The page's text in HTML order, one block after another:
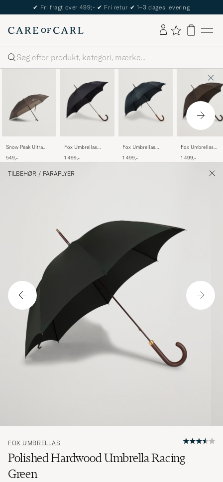
✔ Fri fragt over 499;- ✔ Fri retur ✔ 1–3 dages levering
Søg
Snow Peak Ultra
549,-
Fox Umbrellas
Umbrella Black
1 499,-
Fox Umbrellas
Blackwatch Tartan
1 499,-
Fox Umbrellas
Umbrella Brown
1 499,-
TILBEHØR / PARAPLYER
FOX UMBRELLAS
Polished Hardwood Umbrella Racing
Green